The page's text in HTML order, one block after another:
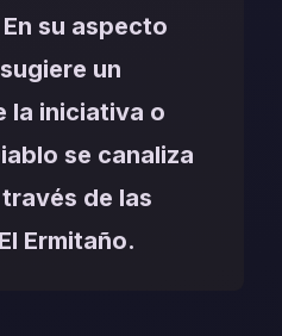
su aspecto
un
la iniciativa o
se canaliza
de las
Ermitaño.